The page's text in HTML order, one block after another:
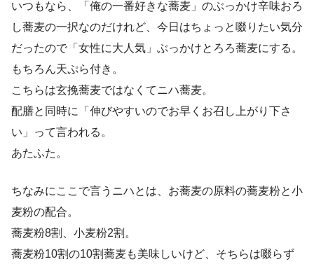
いつもなら、「俺の一番好きな蕎麦」のぶっかけ辛味おろ
し蕎麦の一択なのだけれど、今日はちょっと啜りたい気分
だったので「女性に大人気」ぶっかけとろろ蕎麦にする。
もちろん天ぷら付き。
こちらは玄挽蕎麦ではなくてニハ蕎麦。
配膳と同時に「伸びやすいのでお早くお召し上がり下さ
い」って言われる。
あたふた。
ちなみにここで言うニハとは、お蕎麦の原料の蕎麦粉と小
麦粉の配合。
蕎麦粉8割、小麦粉2割。
蕎麦粉10割の10割蕎麦も美味しいけど、そちらは啜らず